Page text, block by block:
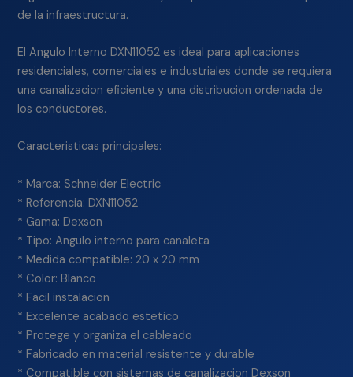
de la infraestructura.
El Angulo Interno DXN11052 es ideal para aplicaciones
residenciales, comerciales e industriales donde se requiera
una canalizacion eficiente y una distribucion ordenada de
los conductores.
Caracteristicas principales:
* Marca: Schneider Electric
* Referencia: DXN11052
* Gama: Dexson
* Tipo: Angulo interno para canaleta
* Medida compatible: 20 x 20 mm
* Color: Blanco
* Facil instalacion
* Excelente acabado estetico
* Protege y organiza el cableado
* Fabricado en material resistente y durable
* Compatible con sistemas de canalizacion Dexson